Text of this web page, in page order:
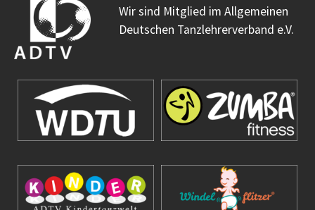
Wir sind Mitglied im Allgemeinen
Deutschen Tanzlehrerverband e.V.